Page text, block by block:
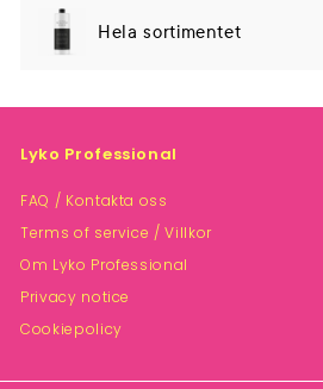
Hela sortimentet
Lyko Professional
FAQ / Kontakta oss
Terms of service / Villkor
Om Lyko Professional
Privacy notice
Cookiepolicy